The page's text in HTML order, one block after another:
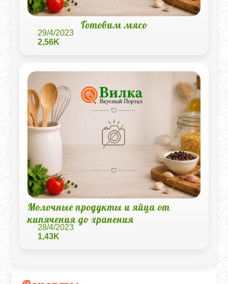
Готовим мясо
29/4/2023
2,56K
Молочные продукты и яйца от
кипячения до хранения
28/4/2023
1,43K